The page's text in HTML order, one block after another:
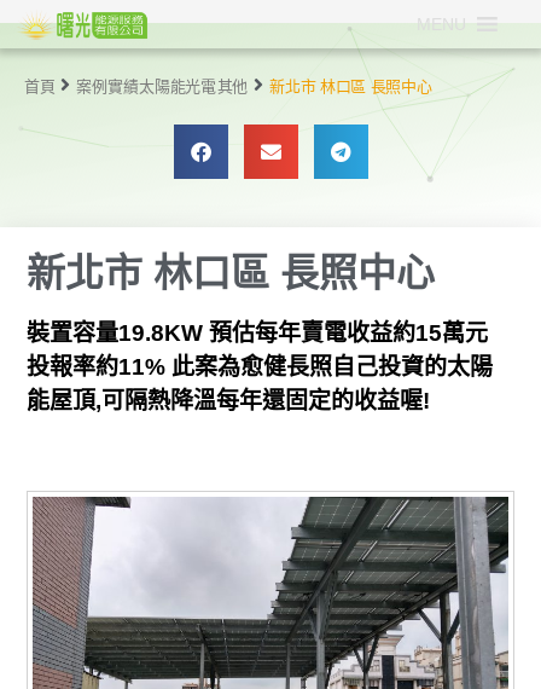
MENU
首頁 案例實績太陽能光電其他 新北市 林口區 長照中心
新北市 林口區 長照中心
裝置容量19.8KW 預估每年賣電收益約15萬元
投報率約11% 此案為愈健長照自己投資的太陽
能屋頂,可隔熱降溫每年還固定的收益喔!